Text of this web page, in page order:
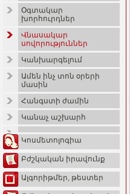
Օգտակար
խորհուրդներ
Վնասակար
սովորություններ
Կանխարգելում
Ամեն ինչ տոն օրերի
մասին
Հանգստի ժամին
Կանաչ աշխարհ
Կոսմետոլոգիա
Բժշկական իրավունք
Ալգորիթմեր, թեստեր